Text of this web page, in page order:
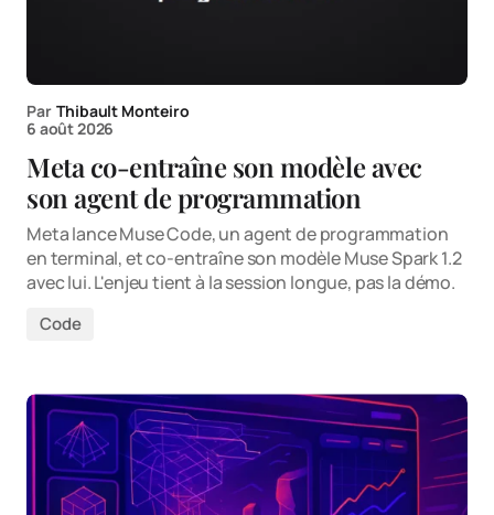
Par Thibault Monteiro
6 août 2026
Meta co-entraîne son modèle avec
son agent de programmation
Meta lance Muse Code, un agent de programmation
en terminal, et co-entraîne son modèle Muse Spark 1.2
avec lui. L'enjeu tient à la session longue, pas la démo.
Code